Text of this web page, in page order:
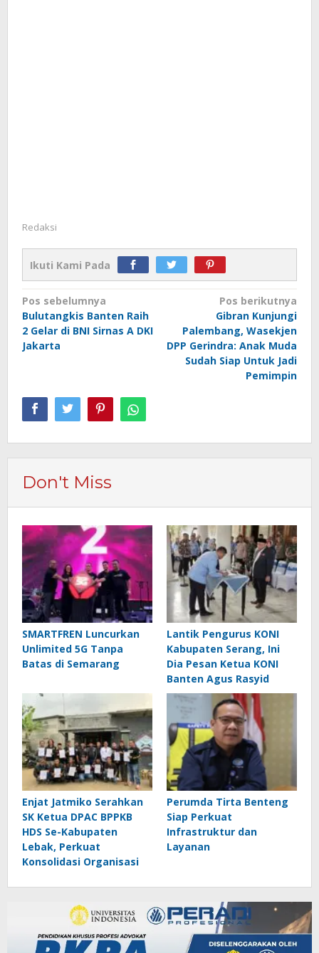
Redaksi
Ikuti Kami Pada
Navigasi
pos
Pos sebelumnya
Bulutangkis Banten Raih
2 Gelar di BNI Sirnas A DKI
Jakarta
Pos berikutnya
Gibran Kunjungi
Palembang, Wasekjen
DPP Gerindra: Anak Muda
Sudah Siap Untuk Jadi
Pemimpin
Don't Miss
SMARTFREN Luncurkan
Unlimited 5G Tanpa
Batas di Semarang
Lantik Pengurus KONI
Kabupaten Serang, Ini
Dia Pesan Ketua KONI
Banten Agus Rasyid
Enjat Jatmiko Serahkan
SK Ketua DPAC BPPKB
HDS Se-Kabupaten
Lebak, Perkuat
Konsolidasi Organisasi
Perumda Tirta Benteng
Siap Perkuat
Infrastruktur dan
Layanan